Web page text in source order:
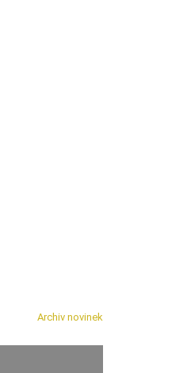
Archiv novinek